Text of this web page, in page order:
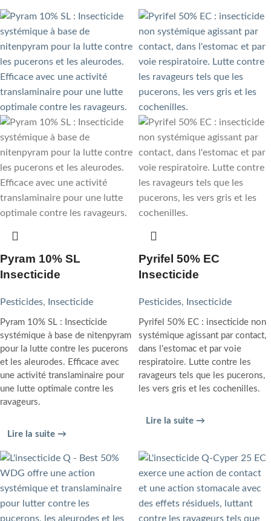
Pyram 10% SL
Insecticide
Pesticides, Insecticide
Pyram 10% SL : Insecticide
systémique à base de nitenpyram
pour la lutte contre les pucerons
et les aleurodes. Efficace avec
une activité translaminaire pour
une lutte optimale contre les
ravageurs.
Lire la suite →
Pyrifel 50% EC
Insecticide
Pesticides, Insecticide
Pyrifel 50% EC : insecticide non
systémique agissant par contact,
dans l'estomac et par voie
respiratoire. Lutte contre les
ravageurs tels que les pucerons,
les vers gris et les cochenilles.
Lire la suite →